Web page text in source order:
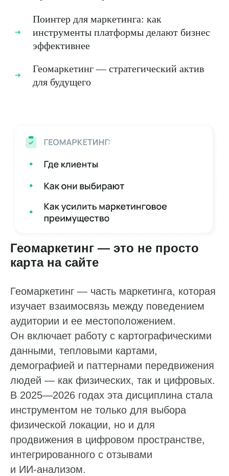
Поинтер для маркетинга: как
инструменты платформы делают бизнес
эффективнее
Геомаркетинг — стратегический актив
для будущего
Геомаркетинг — это не просто
карта на сайте
Геомаркетинг — часть маркетинга, которая
изучает взаимосвязь между поведением
аудитории и ее местоположением.
Он включает работу с картографическими
данными, тепловыми картами,
демографией и паттернами передвижения
людей — как физических, так и цифровых.
В 2025—2026 годах эта дисциплина стала
инструментом не только для выбора
физической локации, но и для
продвижения в цифровом пространстве,
интегрированного с отзывами
и ИИ‑анализом.